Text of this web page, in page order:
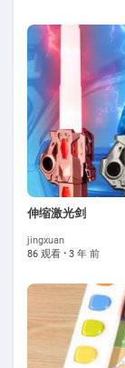
伸缩激光剑
jingxuan
86 观看 · 3 年 前